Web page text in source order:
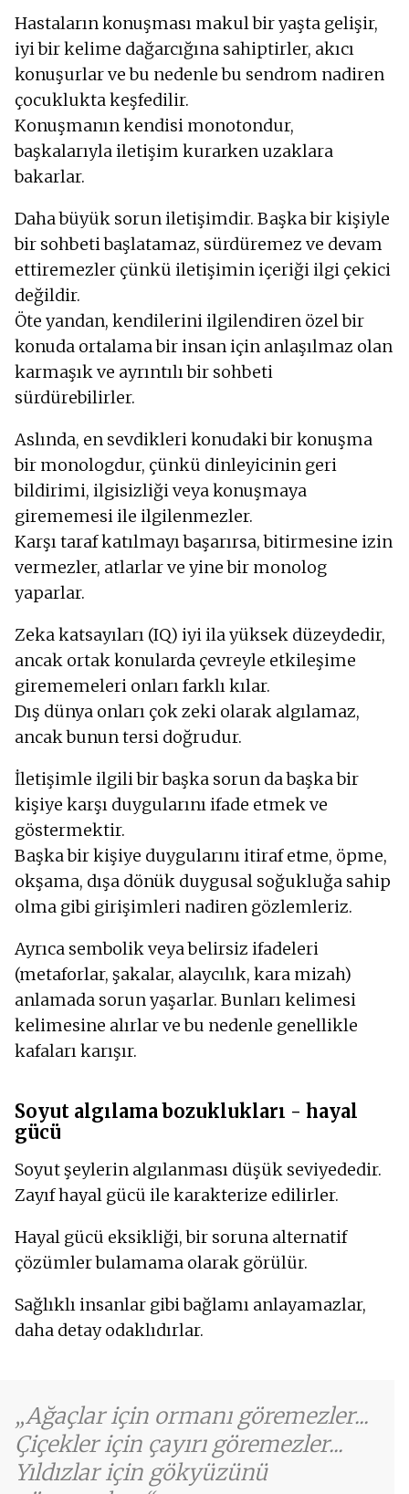
Hastaların konuşması makul bir yaşta gelişir,
iyi bir kelime dağarcığına sahiptirler, akıcı
konuşurlar ve bu nedenle bu sendrom nadiren
çocuklukta keşfedilir.
Konuşmanın kendisi monotondur,
başkalarıyla iletişim kurarken uzaklara
bakarlar.
Daha büyük sorun iletişimdir. Başka bir kişiyle
bir sohbeti başlatamaz, sürdüremez ve devam
ettiremezler çünkü iletişimin içeriği ilgi çekici
değildir.
Öte yandan, kendilerini ilgilendiren özel bir
konuda ortalama bir insan için anlaşılmaz olan
karmaşık ve ayrıntılı bir sohbeti
sürdürebilirler.
Aslında, en sevdikleri konudaki bir konuşma
bir monologdur, çünkü dinleyicinin geri
bildirimi, ilgisizliği veya konuşmaya
girememesi ile ilgilenmezler.
Karşı taraf katılmayı başarırsa, bitirmesine izin
vermezler, atlarlar ve yine bir monolog
yaparlar.
Zeka katsayıları (IQ) iyi ila yüksek düzeydedir,
ancak ortak konularda çevreyle etkileşime
girememeleri onları farklı kılar.
Dış dünya onları çok zeki olarak algılamaz,
ancak bunun tersi doğrudur.
İletişimle ilgili bir başka sorun da başka bir
kişiye karşı duygularını ifade etmek ve
göstermektir.
Başka bir kişiye duygularını itiraf etme, öpme,
okşama, dışa dönük duygusal soğukluğa sahip
olma gibi girişimleri nadiren gözlemleriz.
Ayrıca sembolik veya belirsiz ifadeleri
(metaforlar, şakalar, alaycılık, kara mizah)
anlamada sorun yaşarlar. Bunları kelimesi
kelimesine alırlar ve bu nedenle genellikle
kafaları karışır.
Soyut algılama bozuklukları - hayal
gücü
Soyut şeylerin algılanması düşük seviyededir.
Zayıf hayal gücü ile karakterize edilirler.
Hayal gücü eksikliği, bir soruna alternatif
çözümler bulamama olarak görülür.
Sağlıklı insanlar gibi bağlamı anlayamazlar,
daha detay odaklıdırlar.
Ağaçlar için ormanı göremezler...
Çiçekler için çayırı göremezler...
Yıldızlar için gökyüzünü